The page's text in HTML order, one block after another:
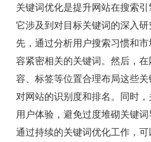
关键词优化是提升网站在搜索引
它涉及到对目标关键词的深入
先，通过分析用户搜索习惯和
容紧密相关的关键词。然后，
容、标签等位置合理布局这些
对网站的识别度和排名。同时
用户体验，避免过度堆砌关键词
通过持续的关键词优化工作，